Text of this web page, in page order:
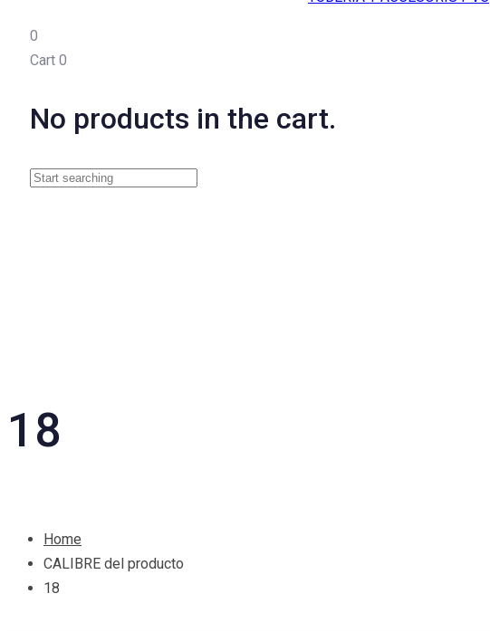
0
Cart 0
No products in the cart.
18
Home
CALIBRE del producto
18